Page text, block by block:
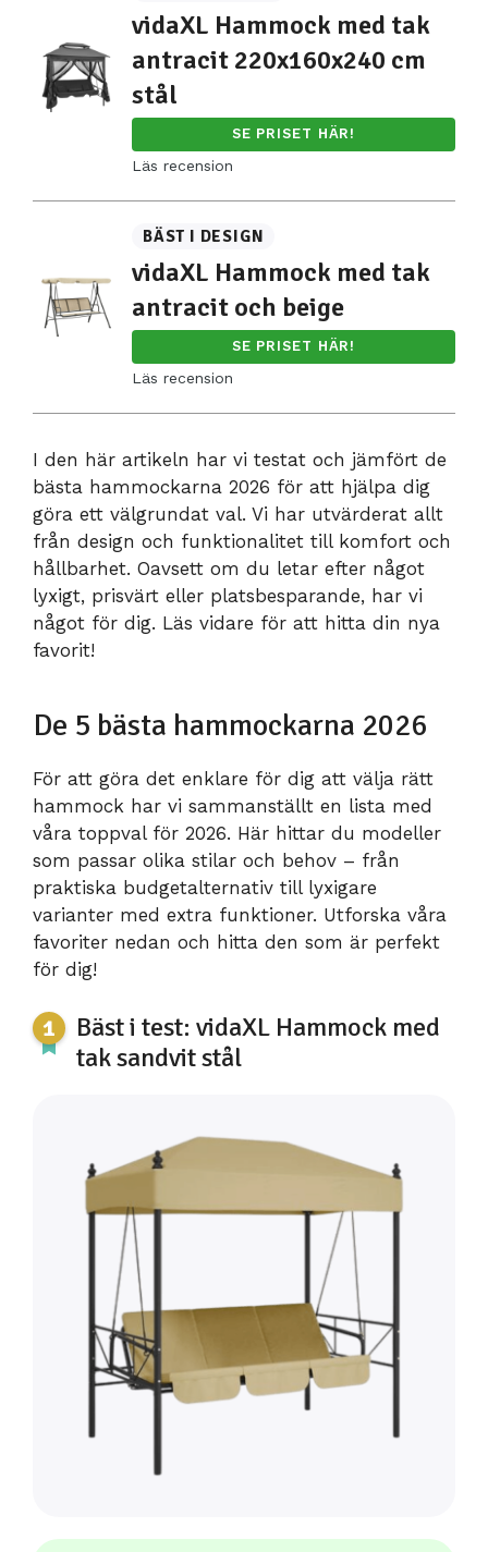
vidaXL Hammock med tak
antracit 220x160x240 cm
stål
SE PRISET HÄR!
Läs recension
BÄST I DESIGN
vidaXL Hammock med tak
antracit och beige
SE PRISET HÄR!
Läs recension
I den här artikeln har vi testat och jämfört de
bästa hammockarna 2026 för att hjälpa dig
göra ett välgrundat val. Vi har utvärderat allt
från design och funktionalitet till komfort och
hållbarhet. Oavsett om du letar efter något
lyxigt, prisvärt eller platsbesparande, har vi
något för dig. Läs vidare för att hitta din nya
favorit!
De 5 bästa hammockarna 2026
För att göra det enklare för dig att välja rätt
hammock har vi sammanställt en lista med
våra toppval för 2026. Här hittar du modeller
som passar olika stilar och behov – från
praktiska budgetalternativ till lyxigare
varianter med extra funktioner. Utforska våra
favoriter nedan och hitta den som är perfekt
för dig!
Bäst i test: vidaXL Hammock med
tak sandvit stål